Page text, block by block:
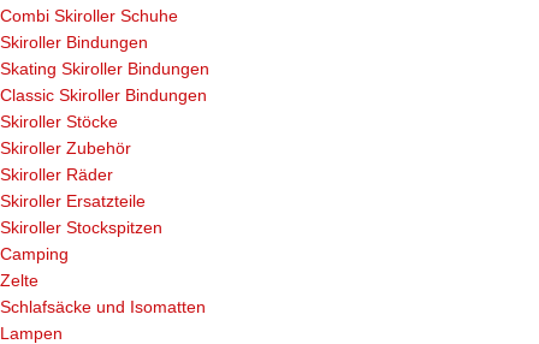
Combi Skiroller Schuhe
Skiroller Bindungen
Skating Skiroller Bindungen
Classic Skiroller Bindungen
Skiroller Stöcke
Skiroller Zubehör
Skiroller Räder
Skiroller Ersatzteile
Skiroller Stockspitzen
Camping
Zelte
Schlafsäcke und Isomatten
Lampen